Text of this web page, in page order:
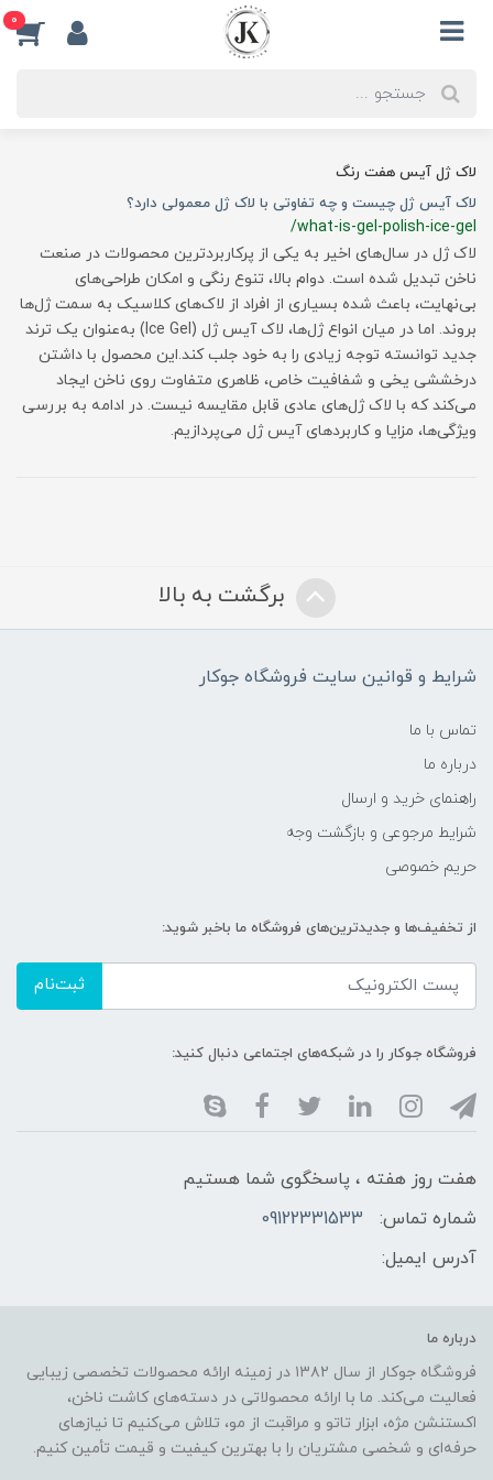
0
لاک ژل آیس هفت رنگ
لاک آیس ژل چیست و چه تفاوتی با لاک ژل معمولی دارد؟
/what-is-gel-polish-ice-gel
لاک ژل در سال‌های اخیر به یکی از پرکاربردترین محصولات در صنعت
ناخن تبدیل شده است. دوام بالا، تنوع رنگی و امکان طراحی‌های
بی‌نهایت، باعث شده بسیاری از افراد از لاک‌های کلاسیک به سمت ژل‌ها
بروند. اما در میان انواع ژل‌ها، لاک آیس ژل (Ice Gel) به‌عنوان یک ترند
جدید توانسته توجه زیادی را به خود جلب کند.این محصول با داشتن
درخششی یخی و شفافیت خاص، ظاهری متفاوت روی ناخن ایجاد
می‌کند که با لاک ژل‌های عادی قابل مقایسه نیست. در ادامه به بررسی
ویژگی‌ها، مزایا و کاربردهای آیس ژل می‌پردازیم.
برگشت به بالا
شرایط و قوانین سایت فروشگاه جوکار
تماس با ما
درباره ما
راهنمای خرید و ارسال
شرایط مرجوعی و بازگشت وجه
حریم خصوصی
از تخفیف‌ها و جدیدترین‌های فروشگاه ما باخبر شوید:
ثبت‌نام
فروشگاه جوکار را در شبکه‌های اجتماعی دنبال کنید:
هفت روز هفته ، پاسخگوی شما هستیم
شماره تماس:
09122331533
آدرس ایمیل:
درباره ما
فروشگاه جوکار از سال ۱۳۸۲ در زمینه ارائه محصولات تخصصی زیبایی
فعالیت می‌کند. ما با ارائه محصولاتی در دسته‌های کاشت ناخن،
اکستنشن مژه، ابزار تاتو و مراقبت از مو، تلاش می‌کنیم تا نیازهای
حرفه‌ای و شخصی مشتریان را با بهترین کیفیت و قیمت تأمین کنیم.